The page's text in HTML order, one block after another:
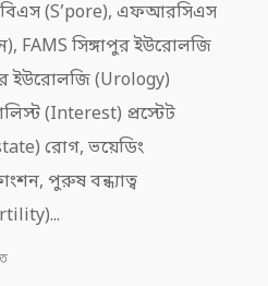
(S’pore), এফআরসিএস
FAMS সিঙ্গাপুর ইউরোলজি
ইউরোলজি (Urology)
(Interest) প্রস্টেট
রোগ, ভয়েডিং
পুরুষ বন্ধ্যাত্ব